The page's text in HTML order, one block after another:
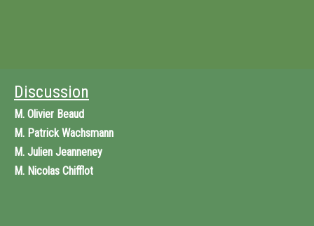
Discussion
M. Olivier Beaud
M. Patrick Wachsmann
M. Julien Jeanneney
M. Nicolas Chifflot